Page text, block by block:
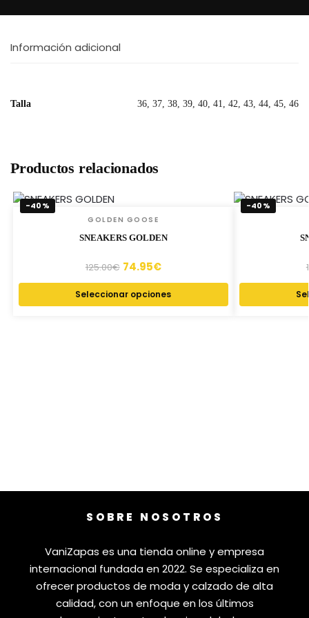
Información adicional
Talla 36, 37, 38, 39, 40, 41, 42, 43, 44, 45, 46
Productos relacionados
-40%
GOLDEN GOOSE
SNEAKERS GOLDEN
125.00€ 74.95€
Seleccionar opciones
-40%
SOBRE NOSOTROS
VaniZapas es una tienda online y empresa
internacional fundada en 2022. Se especializa en
ofrecer productos de moda y calzado de alta
calidad, con un enfoque en los últimos